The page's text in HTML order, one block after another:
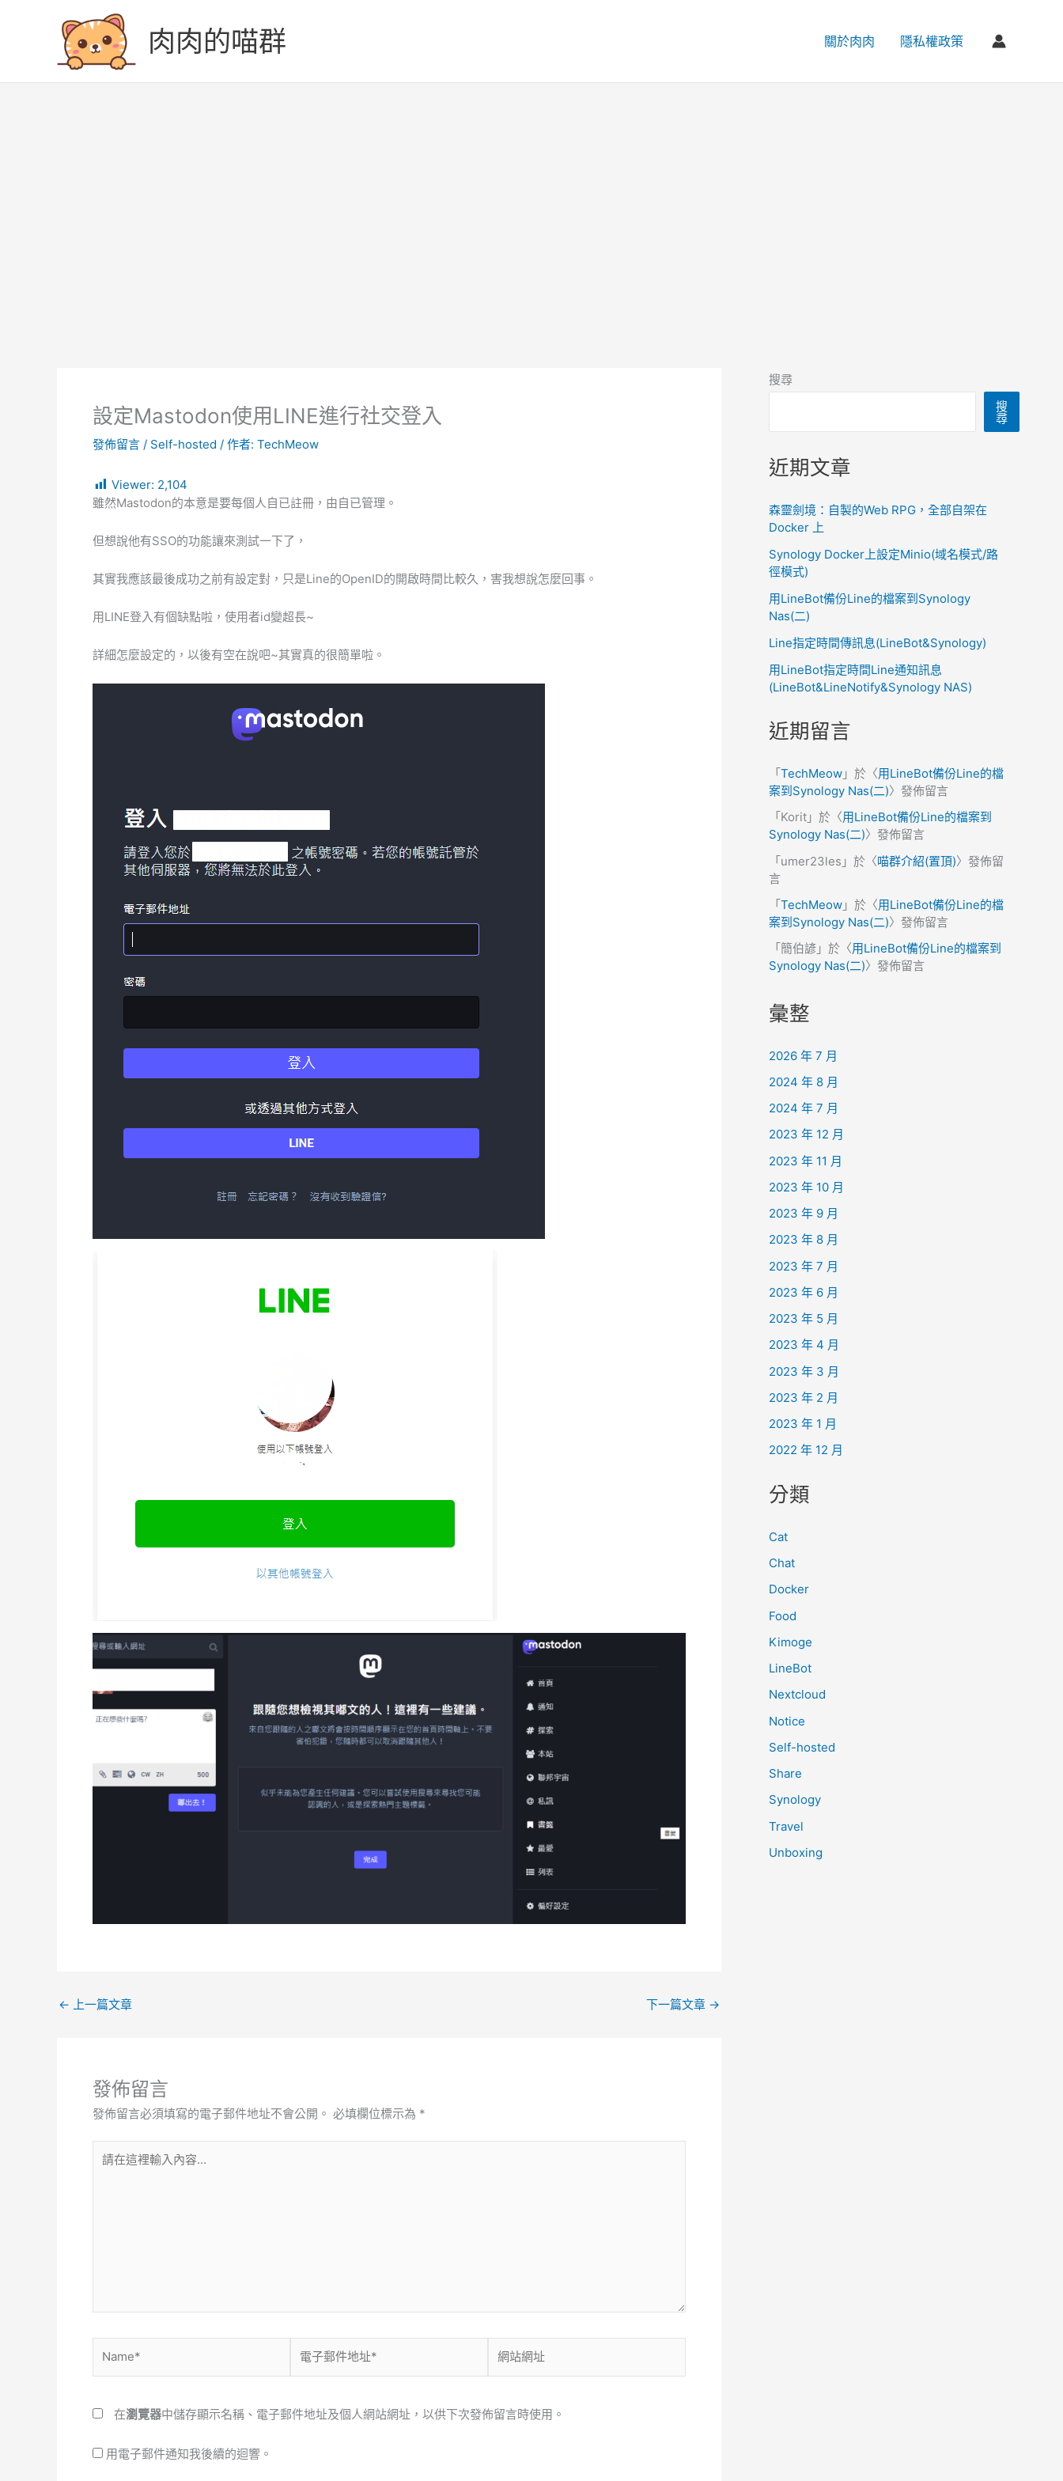
內
肉肉的喵群 關於肉肉 隱私權政策
設定Mastodon使用LINE進行社交登入
發佈留言 / Self-hosted / 作者: TechMeow
Viewer: 2,104
雖然Mastodon的本意是要每個人自已註冊，由自已管理。
但想說他有SSO的功能讓來測試一下了，
其實我應該最後成功之前有設定對，只是Line的OpenID的開啟時間比較久，害我想說怎麼回事。
用LINE登入有個缺點啦，使用者id變超長~
詳細怎麼設定的，以後有空在說吧~其實真的很簡單啦。
← 上一篇文章 下一篇文章 →
發佈留言
發佈留言必須填寫的電子郵件地址不會公開。 必填欄位標示為 *
在
地
站
在瀏覽器中儲存顯示名稱、電子郵件地址及個人網站網址，以供下次發佈留言時使用。
用電子郵件通知我後續的迴響。
搜尋
搜
尋
近期文章
森靈劍境：自製的Web RPG，全部自架在
Docker 上
Synology Docker上設定Minio(域名模式/路
徑模式)
用LineBot備份Line的檔案到Synology
Nas(二)
Line指定時間傳訊息(LineBot&Synology)
用LineBot指定時間Line通知訊息
(LineBot&LineNotify&Synology NAS)
近期留言
「 TechMeow 」於〈用LineBot備份Line的檔
案到Synology Nas(二)〉發佈留言
「 Korit 」於〈用LineBot備份Line的檔案到
Synology Nas(二)〉發佈留言
「umer23les 」於〈喵群介紹(置頂)〉發佈留
言
「TechMeow 」於〈用LineBot備份Line的檔
案到Synology Nas(二)〉發佈留言
「 簡伯諺 」於〈用LineBot備份Line的檔案到
Synology Nas(二)〉發佈留言
彙整
2026 年 7 月
2024 年 8 月
2024 年 7 月
2023 年 12 月
2023 年 11 月
2023 年 10 月
2023 年 9 月
2023 年 8 月
2023 年 7 月
2023 年 6 月
2023 年 5 月
2023 年 4 月
2023 年 3 月
2023 年 2 月
2023 年 1 月
2022 年 12 月
分類
Cat
Chat
Docker
Food
Kimoge
LineBot
Nextcloud
Notice
Self-hosted
Share
Synology
Travel
Unboxing